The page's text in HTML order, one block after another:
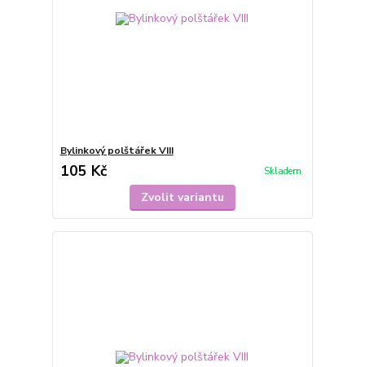
Bylinkový polštářek VIII
105 Kč Skladem
Zvolit variantu